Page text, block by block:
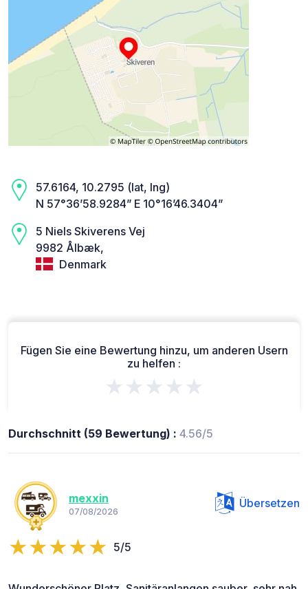
57.6164, 10.2795 (lat, lng)
N 57°36’58.9284” E 10°16’46.3404”
5 Niels Skiverens Vej
9982 Ålbæk,
Denmark
Fügen Sie eine Bewertung hinzu, um anderen Usern
zu helfen :
★★★★★
Durchschnitt (59 Bewertung) : 4.56/5
mexxin
07/08/2026
Übersetzen
5/5